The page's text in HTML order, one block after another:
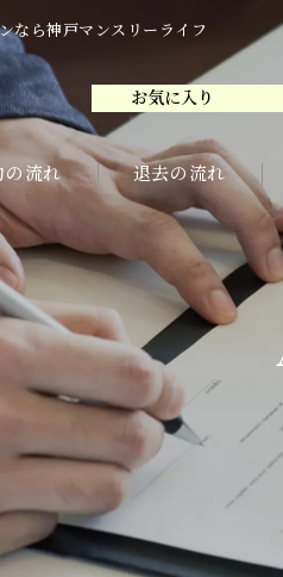
なら神戸マンスリーライフ
お気に入り
の流れ 退去の流れ
お気に入り